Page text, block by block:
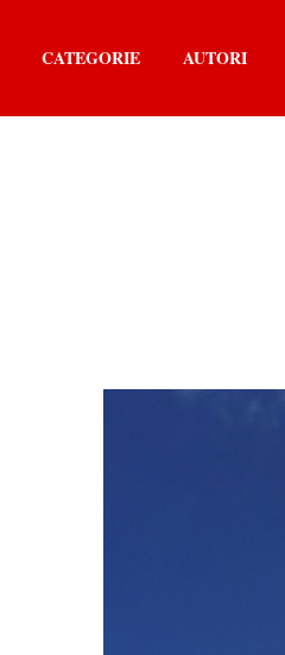
CATEGORIE AUTORI